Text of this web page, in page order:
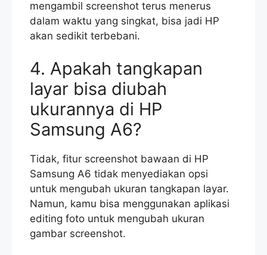
mengambil screenshot terus menerus
dalam waktu yang singkat, bisa jadi HP
akan sedikit terbebani.
4. Apakah tangkapan
layar bisa diubah
ukurannya di HP
Samsung A6?
Tidak, fitur screenshot bawaan di HP
Samsung A6 tidak menyediakan opsi
untuk mengubah ukuran tangkapan layar.
Namun, kamu bisa menggunakan aplikasi
editing foto untuk mengubah ukuran
gambar screenshot.